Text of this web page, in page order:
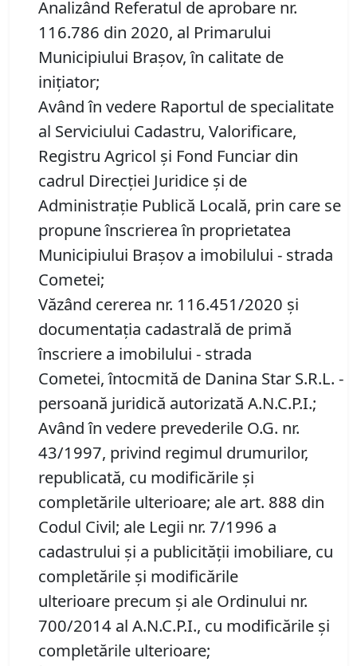
Analizând Referatul de aprobare nr.
116.786 din 2020, al Primarului
Municipiului Brașov, în calitate de
inițiator;
Având în vedere Raportul de specialitate
al Serviciului Cadastru, Valorificare,
Registru Agricol şi Fond Funciar din
cadrul Direcţiei Juridice şi de
Administraţie Publică Locală, prin care se
propune înscrierea în proprietatea
Municipiului Brașov a imobilului - strada
Cometei;
Văzând cererea nr. 116.451/2020 și
documentația cadastrală de primă
înscriere a imobilului - strada
Cometei, întocmită de Danina Star S.R.L. -
persoană juridică autorizată A.N.C.P.I.;
Având în vedere prevederile O.G. nr.
43/1997, privind regimul drumurilor,
republicată, cu modificările şi
completările ulterioare; ale art. 888 din
Codul Civil; ale Legii nr. 7/1996 a
cadastrului și a publicității imobiliare, cu
completările și modificările
ulterioare precum și ale Ordinului nr.
700/2014 al A.N.C.P.I., cu modificările și
completările ulterioare;